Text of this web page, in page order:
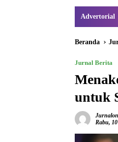
Advertorial
Beranda
Jurnal Berita
untuk
Rabu,